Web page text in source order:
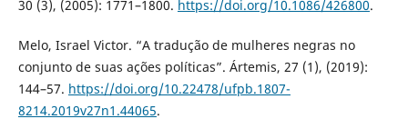
30 (3), (2005): 1771–1800. https://doi.org/10.1086/426800.
Melo, Israel Victor. “A tradução de mulheres negras no
conjunto de suas ações políticas”. Ártemis, 27 (1), (2019):
144–57. https://doi.org/10.22478/ufpb.1807-
8214.2019v27n1.44065.